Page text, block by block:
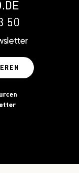
50